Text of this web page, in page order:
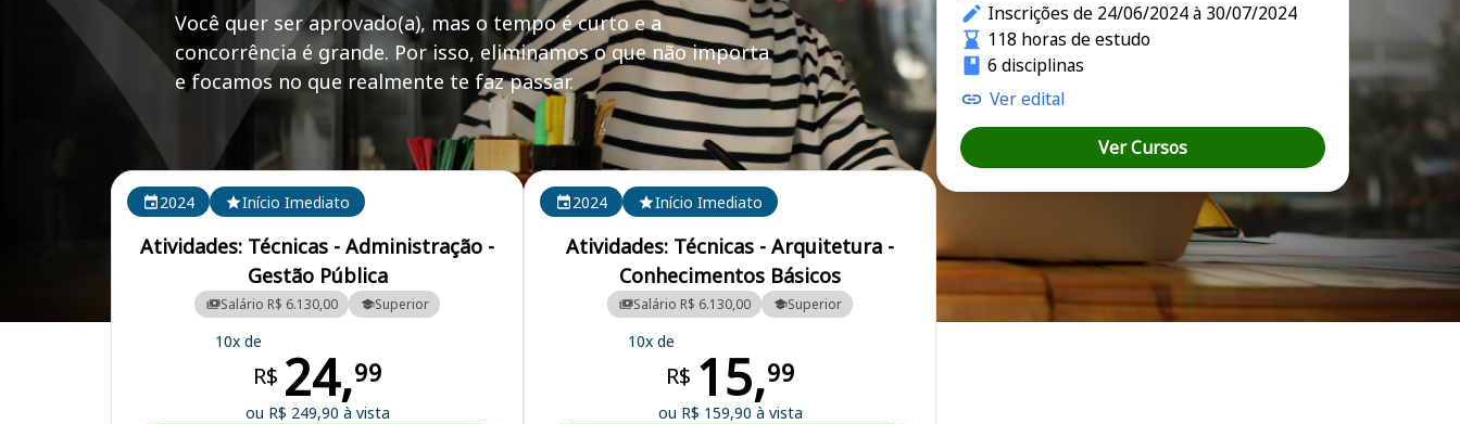
Você quer ser aprovado(a), mas o tempo é curto e a
concorrência é grande. Por isso, eliminamos o que não importa
e focamos no que realmente te faz passar.
Curso Preparatório para o Concurso MPA - Ministério da Pesca e Aquicultura
Cursos em destaque para passar no concurso MPA
2024
Início Imediato
Atividades: Técnicas - Administração -
Gestão Pública
Salário R$ 6.130,00 Superior
10x de
R$ 24,99
ou R$ 249,90 à vista
2024 Início Imediato
Atividades: Técnicas - Arquitetura -
Conhecimentos Básicos
Salário R$ 6.130,00 Superior
10x de
R$ 15,99
ou R$ 159,90 à vista
Inscrições de 24/06/2024 à 30/07/2024
118 horas de estudo
6 disciplinas
Ver edital
Ver Cursos